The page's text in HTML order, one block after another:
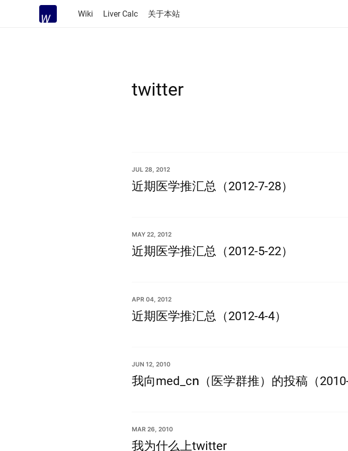
Wiki Liver Calc 关于本站
twitter
JUL 28, 2012
近期医学推汇总（2012-7-28）
MAY 22, 2012
近期医学推汇总（2012-5-22）
APR 04, 2012
近期医学推汇总（2012-4-4）
JUN 12, 2010
我向med_cn（医学群推）的投稿（2010-
MAR 26, 2010
我为什么上twitter